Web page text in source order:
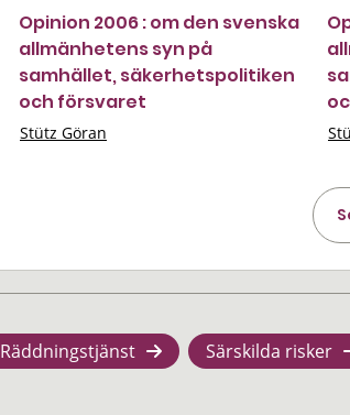
Opinion 2006 : om den svenska
allmänhetens syn på
samhället, säkerhetspolitiken
och försvaret
Stütz Göran
Räddningstjänst Särskilda risker